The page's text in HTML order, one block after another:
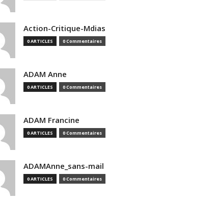
Action-Critique-Mdias
0 ARTICLES 0 Commentaires
ADAM Anne
0 ARTICLES 0 Commentaires
ADAM Francine
0 ARTICLES 0 Commentaires
ADAMAnne_sans-mail
0 ARTICLES 0 Commentaires